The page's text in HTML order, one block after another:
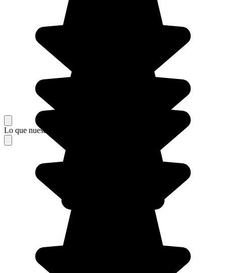
Lo que nuestros viajeros piensan de su estancia